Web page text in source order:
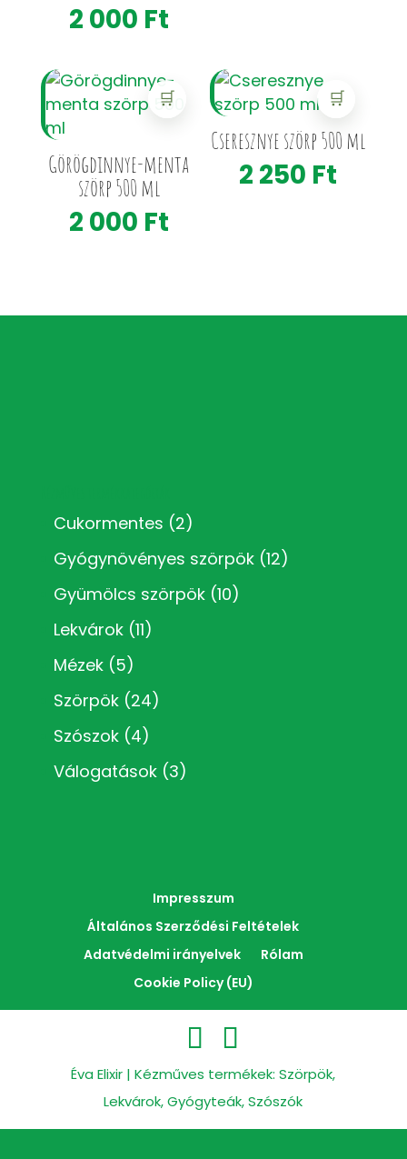
2 000 Ft
🛒
Görögdinnye-menta
szörp 500 ml
2 000 Ft
🛒
Cseresznye szörp 500 ml
2 250 Ft
Cukormentes (2)
Gyógynövényes szörpök (12)
Gyümölcs szörpök (10)
Lekvárok (11)
Mézek (5)
Szörpök (24)
Szószok (4)
Válogatások (3)
Impresszum
Általános Szerződési Feltételek
Adatvédelmi irányelvek
Rólam
Cookie Policy (EU)
Éva Elixir | Kézműves termékek: Szörpök,
Lekvárok, Gyógyteák, Szószók